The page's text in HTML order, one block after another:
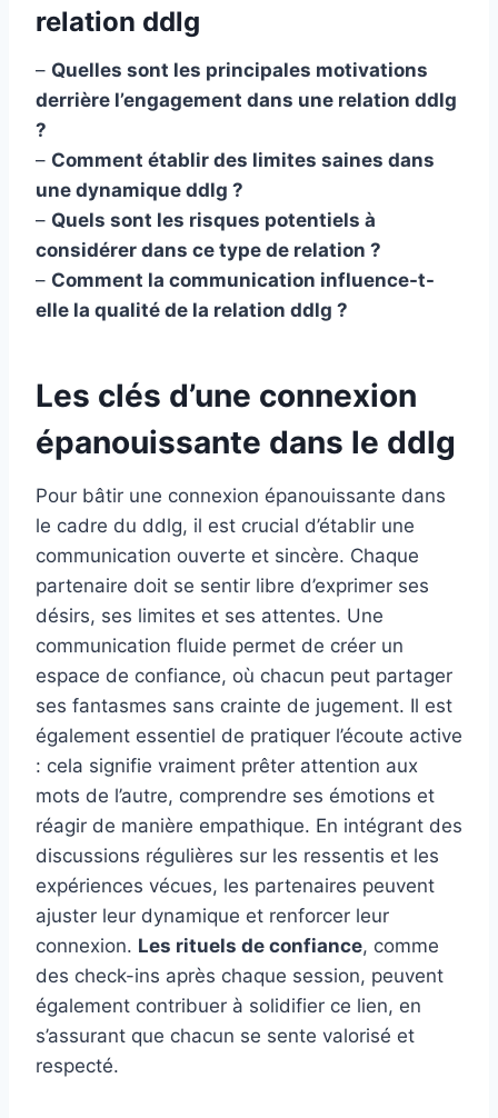
relation ddlg
– Quelles sont les principales motivations
derrière l’engagement dans une relation ddlg
?
– Comment établir des limites saines dans
une dynamique ddlg ?
– Quels sont les risques potentiels à
considérer dans ce type de relation ?
– Comment la communication influence-t-
elle la qualité de la relation ddlg ?
Les clés d’une connexion
épanouissante dans le ddlg
Pour bâtir une connexion épanouissante dans
le cadre du ddlg, il est crucial d’établir une
communication ouverte et sincère. Chaque
partenaire doit se sentir libre d’exprimer ses
désirs, ses limites et ses attentes. Une
communication fluide permet de créer un
espace de confiance, où chacun peut partager
ses fantasmes sans crainte de jugement. Il est
également essentiel de pratiquer l’écoute active
: cela signifie vraiment prêter attention aux
mots de l’autre, comprendre ses émotions et
réagir de manière empathique. En intégrant des
discussions régulières sur les ressentis et les
expériences vécues, les partenaires peuvent
ajuster leur dynamique et renforcer leur
connexion. Les rituels de confiance, comme
des check-ins après chaque session, peuvent
également contribuer à solidifier ce lien, en
s’assurant que chacun se sente valorisé et
respecté.